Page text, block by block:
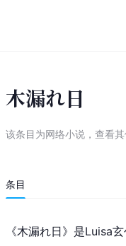
木漏れ日
该条目为网络小说 ， 查看
条目
《木漏れ日》是Luisa